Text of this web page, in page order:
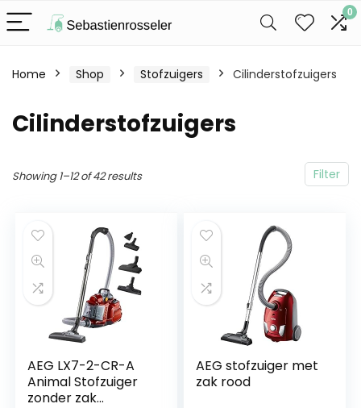
0
Home Shop Stofzuigers Cilinderstofzuigers
Cilinderstofzuigers
Filter
Showing 1–12 of 42 results
AEG LX7-2-CR-A
Animal Stofzuiger
zonder zak
AEG stofzuiger met
zak rood